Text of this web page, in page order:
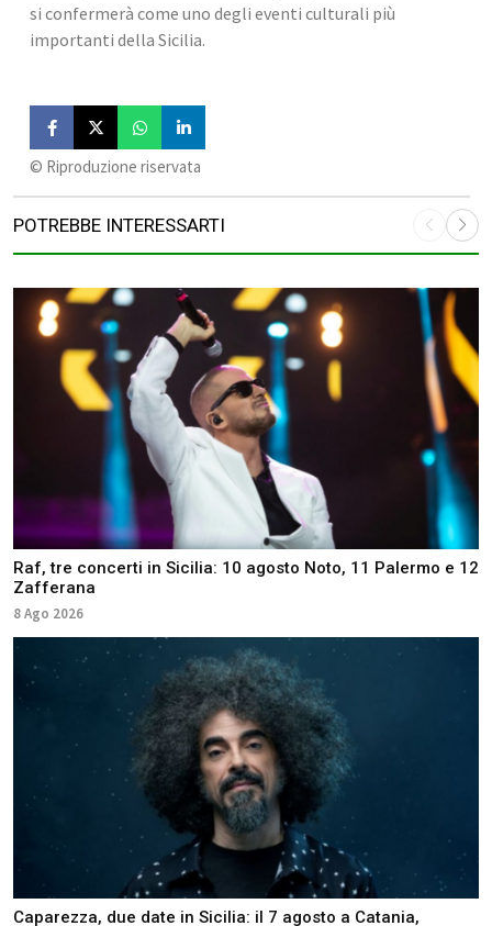
si confermerà come uno degli eventi culturali più
importanti della Sicilia.
©️ Riproduzione riservata
POTREBBE INTERESSARTI
Raf, tre concerti in Sicilia: 10 agosto Noto, 11 Palermo e 12
Zafferana
8 Ago 2026
Caparezza, due date in Sicilia: il 7 agosto a Catania,